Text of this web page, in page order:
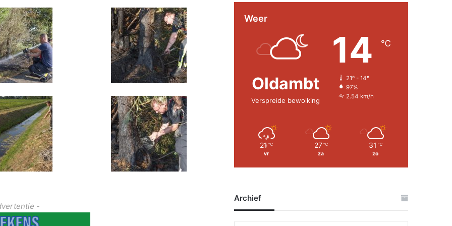
-
Weer
Oldambt
Verspreide bewolking
14 ℃
21º - 14º
97%
2.54 km/h
21 ℃
vr
27 ℃
za
31 ℃
zo
Archief